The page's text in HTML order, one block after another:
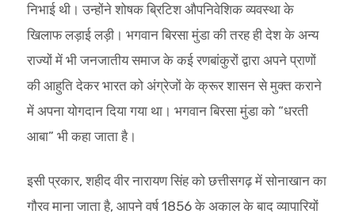
निभाई थी। उन्होंने शोषक ब्रिटिश औपनिवेशिक व्यवस्था के
खिलाफ लड़ाई लड़ी। भगवान बिरसा मुंडा की तरह ही देश के अन्य
राज्यों में भी जनजातीय समाज के कई रणबांकुरों द्वारा अपने प्राणों
की आहुति देकर भारत को अंग्रेजों के क्रूर शासन से मुक्त कराने
में अपना योगदान दिया गया था। भगवान बिरसा मुंडा को “धरती
आबा” भी कहा जाता है।
इसी प्रकार, शहीद वीर नारायण सिंह को छत्तीसगढ़ में सोनाखान का
गौरव माना जाता है, आपने वर्ष 1856 के अकाल के बाद व्यापारियों